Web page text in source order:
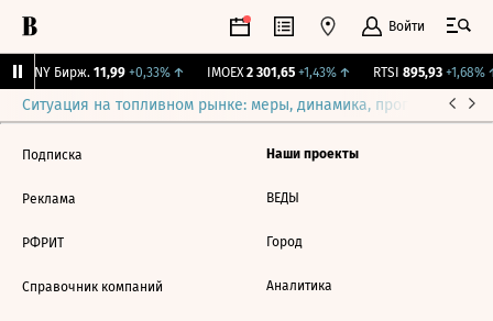
Войти
CNY Бирж. 11,99 +0,33%↑ IMOEX 2 301,65 +1,43%↑ RTSI 895,93 +1,68%↑
Ситуация на топливном рынке: меры, динамика, прогнозы
Подписка
Реклама
РФРИТ
Справочник компаний
Наши проекты
ВЕДЫ
Город
Аналитика